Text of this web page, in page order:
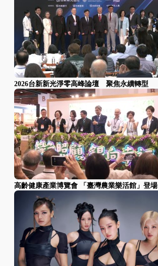
2026台新新光淨零高峰論壇 聚焦永續轉型
高齡健康產業博覽會 「臺灣農業樂活館」登場